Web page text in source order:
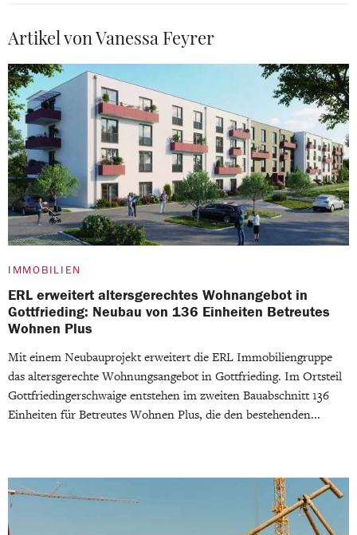
Artikel von Vanessa Feyrer
IMMOBILIEN
ERL erweitert altersgerechtes Wohnangebot in
Gottfrieding: Neubau von 136 Einheiten Betreutes
Wohnen Plus
Mit einem Neubauprojekt erweitert die ERL Immobiliengruppe
das altersgerechte Wohnungsangebot in Gottfrieding. Im Ortsteil
Gottfriedingerschwaige entstehen im zweiten Bauabschnitt 136
Einheiten für Betreutes Wohnen Plus, die den bestehenden...